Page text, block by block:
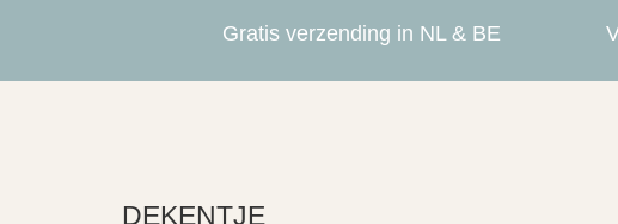
Gratis verzending in NL & BE
DEKENTJE